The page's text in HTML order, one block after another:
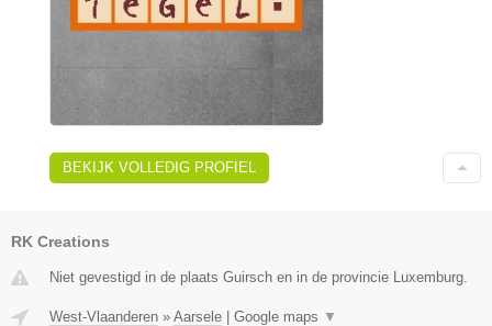
BEKIJK VOLLEDIG PROFIEL
RK Creations
Niet gevestigd in de plaats Guirsch en in de provincie Luxemburg.
West-Vlaanderen » Aarsele | Google maps ▼